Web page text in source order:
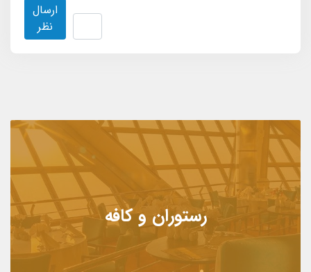
ارسال
نظر
رستوران و کافه